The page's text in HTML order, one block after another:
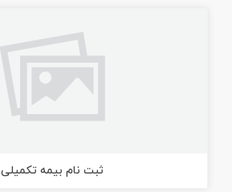
ثبت نام بیمه تکمیلی